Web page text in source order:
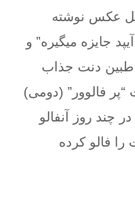
در داخل عکس نوشته
جایزه میگیره” و
دنت جذاب
فالوور” (دومی)
کاربر در چند روز آنفالو
فالو کرده‌